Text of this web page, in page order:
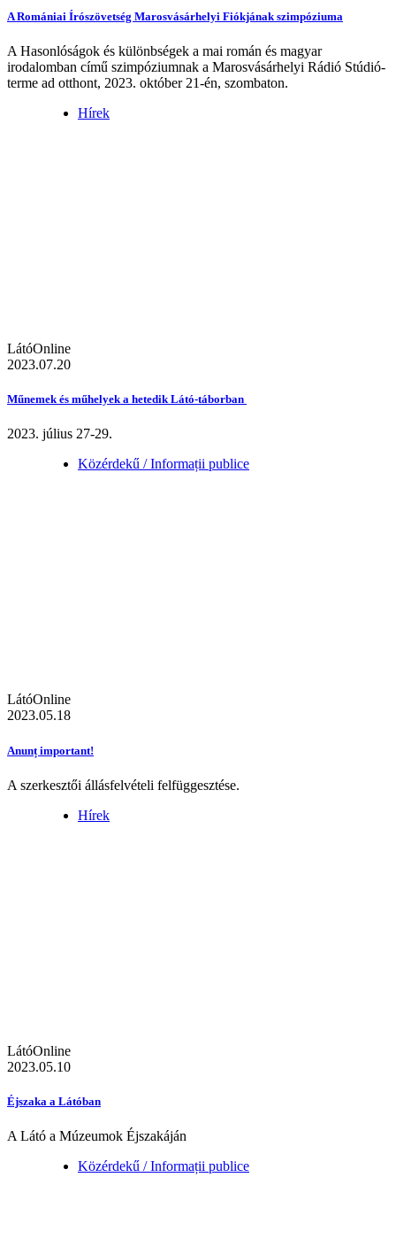
A Romániai Írószövetség Marosvásárhelyi Fiókjának szimpóziuma
A Hasonlóságok és különbségek a mai román és magyar
irodalomban című szimpóziumnak a Marosvásárhelyi Rádió Stúdió-
terme ad otthont, 2023. október 21-én, szombaton.
Hírek
LátóOnline
2023.07.20
Műnemek és műhelyek a hetedik Látó-táborban
2023. július 27-29.
Közérdekű / Informații publice
LátóOnline
2023.05.18
Anunț important!
A szerkesztői állásfelvételi felfüggesztése.
Hírek
LátóOnline
2023.05.10
Éjszaka a Látóban
A Látó a Múzeumok Éjszakáján
Közérdekű / Informații publice